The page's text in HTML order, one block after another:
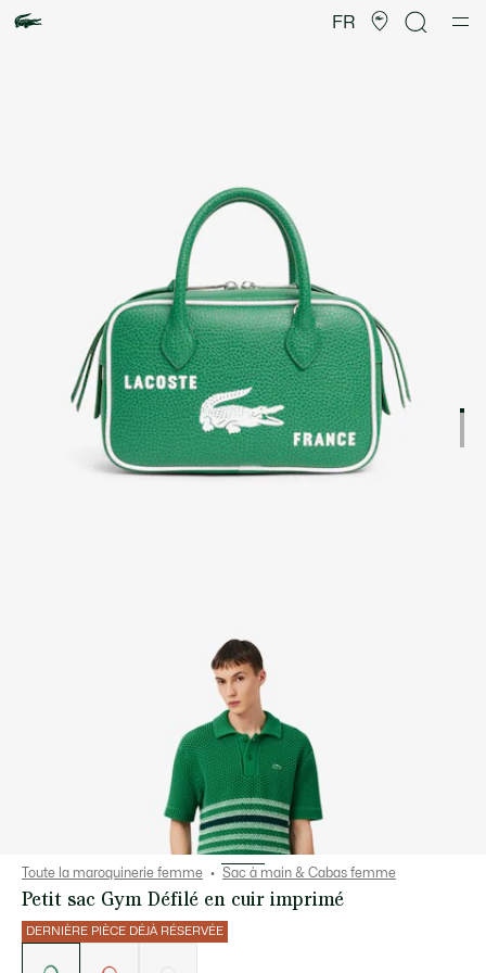
FR
d’images
produit
Toute la maroquinerie femme Sac à main & Cabas femme
Petit sac Gym Défilé en cuir imprimé
DERNIÈRE PIÈCE DÉJÀ RÉSERVÉE
déclinaisons